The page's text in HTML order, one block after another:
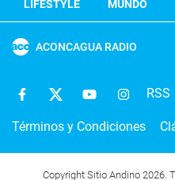
LIFESTYLE
MUNDO
ACONCAGUA RADIO
RSS
Términos y Condiciones
Copyright Sitio Andino 2026.